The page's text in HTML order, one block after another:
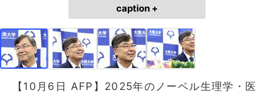
caption +
【10月6日 AFP】2025年のノーベル生理学・医